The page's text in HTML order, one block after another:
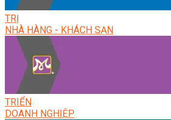
TRỊ
NHÀ HÀNG - KHÁCH SẠN
TRIỂN
DOANH NGHIỆP